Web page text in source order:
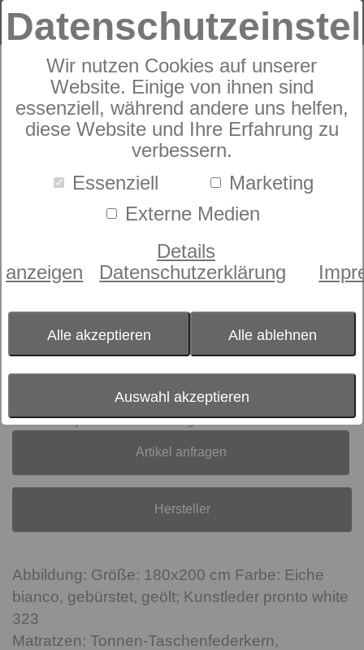
Wir nutzen Cookies auf unserer
Website. Einige von ihnen sind
essenziell, während andere uns helfen,
diese Website und Ihre Erfahrung zu
verbessern.
Essenziell
Marketing
Externe Medien
Details
anzeigen
Datenschutzerklärung
Alle akzeptieren Alle ablehnen
Auswahl akzeptieren
Pronto Villa Superio
Preis: auf Anfrage
Lieferkosten jetzt unverbindlich anfragen.
Artikel anfragen
Hersteller
Abbildung: Größe: 180x200 cm Farbe: Eiche
bianco, gebürstet, geölt; Kunstleder pronto white
323
Matratzen: Tonnen-Taschenfederkern,